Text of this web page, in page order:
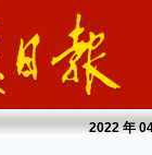
2022年